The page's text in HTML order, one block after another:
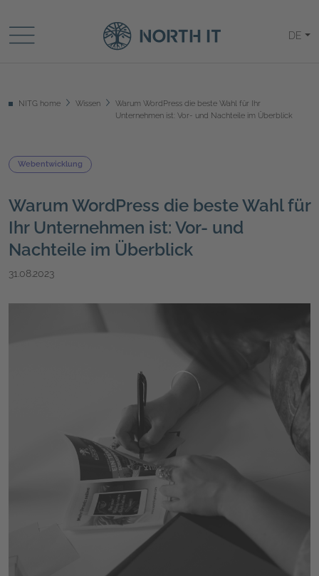
DE
NITG home Wissen
Warum WordPress die beste Wahl für Ihr
Unternehmen ist: Vor- und Nachteile im Überblick
Webentwicklung
Warum WordPress die beste Wahl für
Ihr Unternehmen ist: Vor- und
Nachteile im Überblick
31.08.2023